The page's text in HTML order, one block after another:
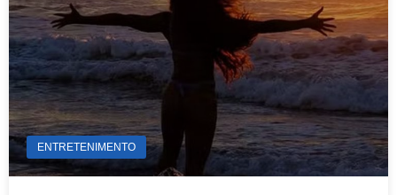
ENTRETENIMENTO